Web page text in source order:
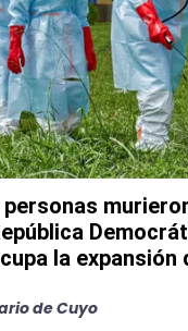
personas
la expansión
de Cuyo